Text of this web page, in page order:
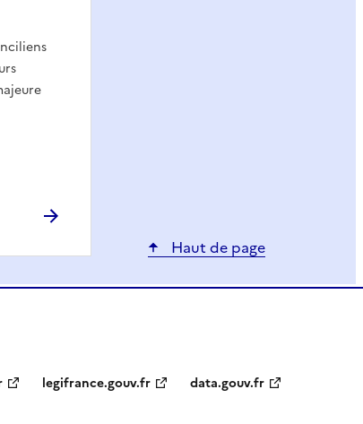
Haut de page
legifrance.gouv.fr data.gouv.fr